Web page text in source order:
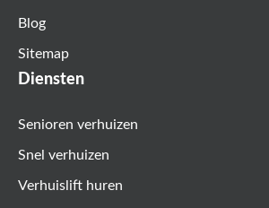
Blog
Sitemap
Diensten
Senioren verhuizen
Snel verhuizen
Verhuislift huren